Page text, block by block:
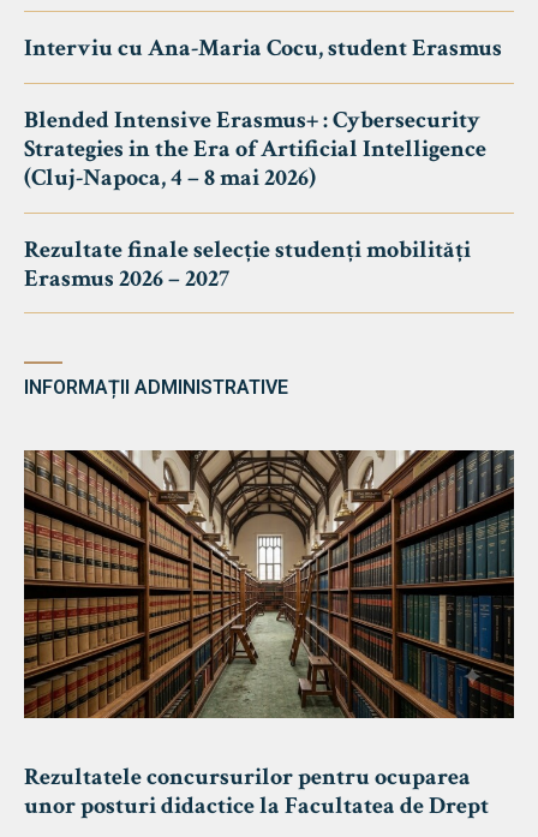
Interviu cu Ana-Maria Cocu, student Erasmus
Blended Intensive Erasmus+ : Cybersecurity
Strategies in the Era of Artificial Intelligence
(Cluj-Napoca, 4 – 8 mai 2026)
Rezultate finale selecție studenți mobilități
Erasmus 2026 – 2027
INFORMAȚII ADMINISTRATIVE
Rezultatele concursurilor pentru ocuparea
unor posturi didactice la Facultatea de Drept